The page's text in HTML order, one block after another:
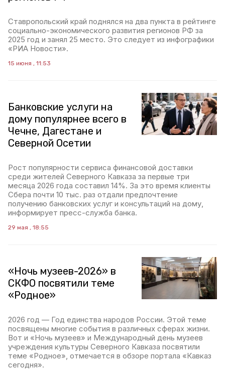
Ставропольский край поднялся на два пункта в рейтинге
социально-экономического развития регионов РФ за
2025 год и занял 25 место. Это следует из инфографики
«РИА Новости».
15 июня , 11:53
Банковские услуги на
дому популярнее всего в
Чечне, Дагестане и
Северной Осетии
Рост популярности сервиса финансовой доставки
среди жителей Северного Кавказа за первые три
месяца 2026 года составил 14%. За это время клиенты
Сбера почти 10 тыс. раз отдали предпочтение
получению банковских услуг и консультаций на дому,
информирует пресс-служба банка.
29 мая , 18:55
«Ночь музеев-2026» в
СКФО посвятили теме
«Родное»
2026 год — Год единства народов России. Этой теме
посвящены многие события в различных сферах жизни.
Вот и «Ночь музеев» и Международный день музеев
учреждения культуры Северного Кавказа посвятили
теме «Родное», отмечается в обзоре портала «Кавказ
сегодня».